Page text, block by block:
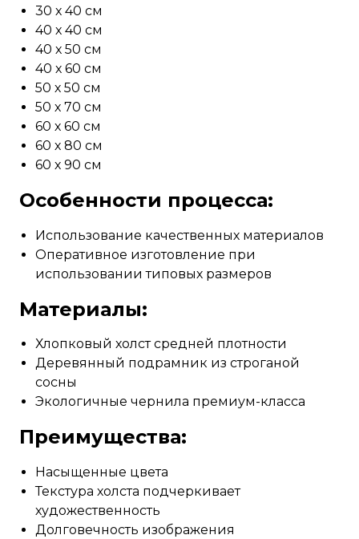
30 х 40 см
40 х 40 см
40 х 50 см
40 х 60 см
50 х 50 см
50 х 70 см
60 х 60 см
60 х 80 см
60 х 90 см
Особенности процесса:
Использование качественных материалов
Оперативное изготовление при
использовании типовых размеров
Материалы:
Хлопковый холст средней плотности
Деревянный подрамник из строганой
сосны
Экологичные чернила премиум-класса
Преимущества:
Насыщенные цвета
Текстура холста подчеркивает
художественность
Долговечность изображения